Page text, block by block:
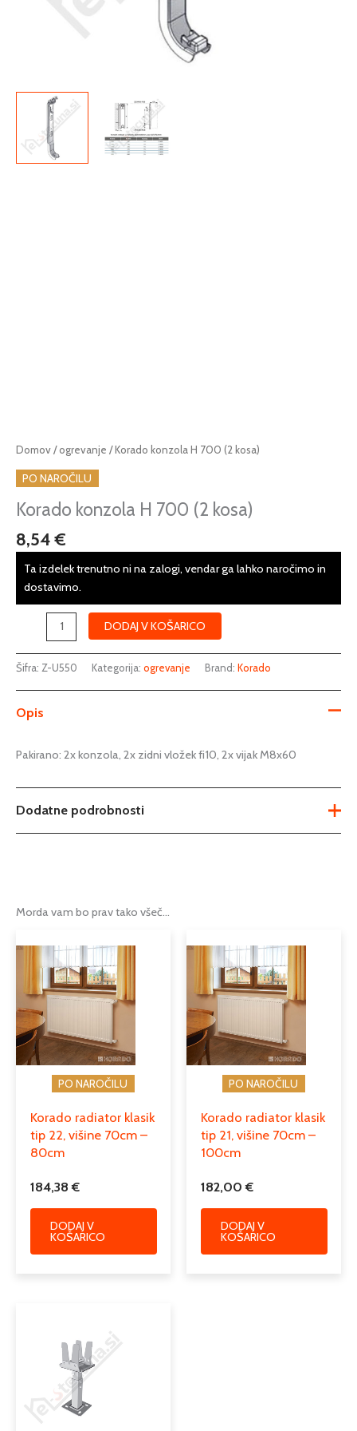
Domov/ogrevanje / Korado konzola H 700 (2 kosa)
PO NAROČILU
Korado konzola H 700 (2 kosa)
8,54€
Ta izdelek trenutno ni na zalogi, vendar ga lahko naročimo in
dostavimo.
Korado
konzola
H
700
kosa)
DODAJ V KOŠARICO
Šifra: Z-U550 Kategorija: ogrevanje Brand: Korado
Opis
Pakirano: 2x konzola, 2x zidni vložek fi10, 2x vijak M8x60
Dodatne podrobnosti
Morda vam bo prav tako všeč…
PO NAROČILU
Korado radiator klasik
tip 22, višine 70cm –
80cm
184,38€
DODAJ V
KOŠARICO
PO NAROČILU
Korado radiator klasik
tip 21, višine 70cm –
100cm
182,00€
DODAJ V
KOŠARICO